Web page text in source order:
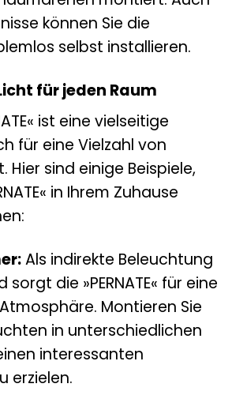
können Sie die
selbst installieren.
für jeden Raum
ist eine vielseitige
für eine Vielzahl von
Hier sind einige Beispiele,
in Ihrem Zuhause
Als indirekte Beleuchtung
die »PERNATE« für eine
Montieren Sie
in unterschiedlichen
interessanten
erzielen.